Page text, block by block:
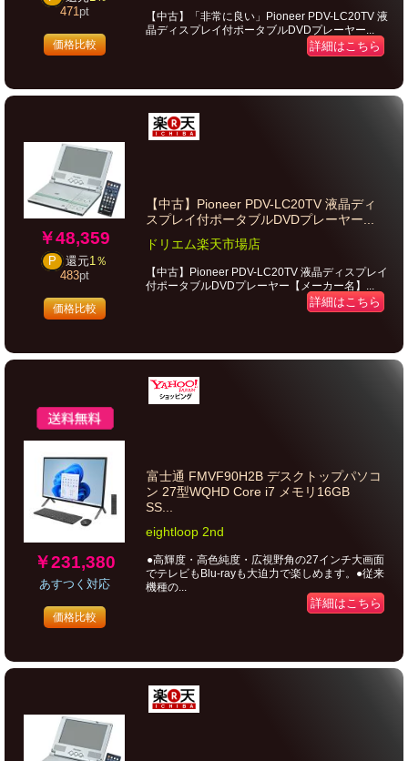
471pt
価格比較
【中古】「非常に良い」Pioneer PDV-LC20TV 液
晶ディスプレイ付ポータブルDVDプレーヤー...
詳細はこちら
￥48,359
P 還元1％
483pt
価格比較
【中古】Pioneer PDV-LC20TV 液晶ディ
スプレイ付ポータブルDVDプレーヤー...
ドリエム楽天市場店
【中古】Pioneer PDV-LC20TV 液晶ディスプレイ
付ポータブルDVDプレーヤー【メーカー名】...
詳細はこちら
￥231,380
あすつく対応
価格比較
富士通 FMVF90H2B デスクトップパソコ
ン 27型WQHD Core i7 メモリ16GB
SS...
eightloop 2nd
●高輝度・高色純度・広視野角の27インチ大画面
でテレビもBlu-rayも大迫力で楽しめます。●従来
機種の...
詳細はこちら